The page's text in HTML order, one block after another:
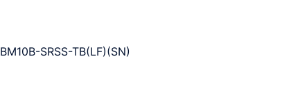
BM10B-SRSS-TB(LF)(SN)